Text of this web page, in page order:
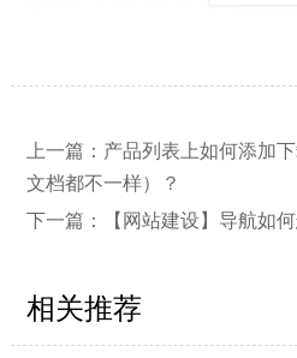
上一篇： 产品列表上如何添加
文档都不一样）？
下一篇：
【网站建设】导航如
相关推荐
邮件推送和微信推送？
【外贸网站建设】使用独立域
目录上线多语言网站的区别
流程